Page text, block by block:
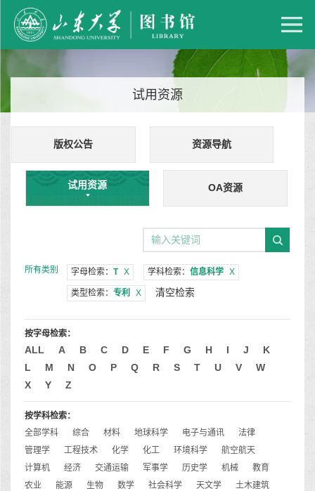
试用资源
版权公告 资源导航
试用资源 OA资源
所有类别 字母检索： T X 学科检索： 信息科学 X
类型检索： 专利 X 清空检索
按字母检索：
ALL A B C D E F G H I J
K
L
M N O P Q R S T U V
W
X
Y Z
按学科检索：
全部学科
综合 材料 地球科学 电子与通讯
法律
管理学
工程技术 化学 化工 环境科学
航空航天
计算机
经济 交通运输 军事学 历史学 机械
教育
农业
能源 生物 数学 社会科学 天文学
土木建筑